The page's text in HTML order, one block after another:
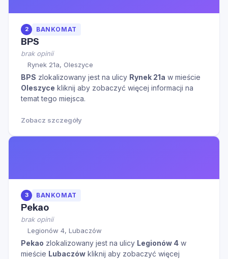
2 BANKOMAT
BPS
brak opinii
Rynek 21a, Oleszyce
BPS zlokalizowany jest na ulicy Rynek 21a w mieście
Oleszyce kliknij aby zobaczyć więcej informacji na
temat tego miejsca.
Zobacz szczegóły
3 BANKOMAT
Pekao
brak opinii
Legionów 4, Lubaczów
Pekao zlokalizowany jest na ulicy Legionów 4 w
mieście Lubaczów kliknij aby zobaczyć więcej